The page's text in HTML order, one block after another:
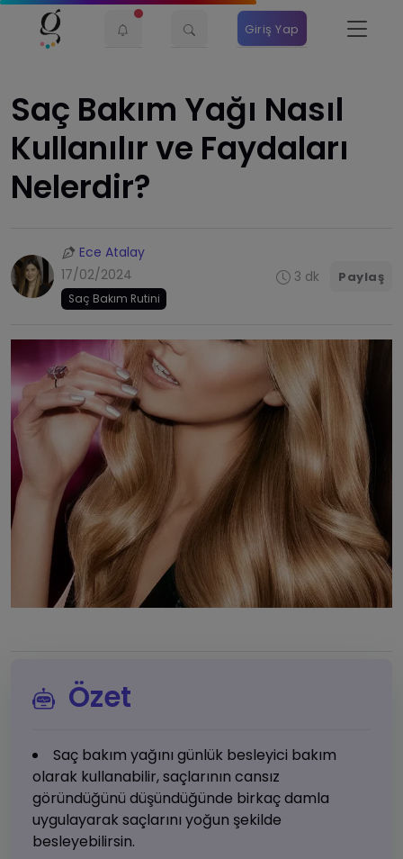
Giriş Yap
Saç Bakım Yağı Nasıl
Kullanılır ve Faydaları
Nelerdir?
Ece Atalay
17/02/2024
Saç Bakım Rutini
3 dk Paylaş
Özet
Saç bakım yağını günlük besleyici bakım
olarak kullanabilir, saçlarının cansız
göründüğünü düşündüğünde birkaç damla
uygulayarak saçlarını yoğun şekilde
besleyebilirsin.